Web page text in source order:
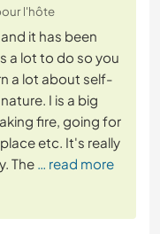
l'hôte
it has been
a lot to do so you
a lot about self-
I is a big
fire, going for
etc. It's really
The … read more